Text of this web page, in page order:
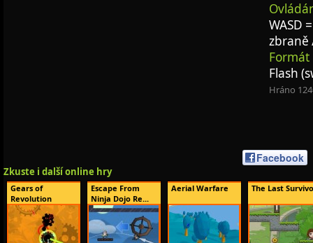
WASD
zbraně
Flash
Hráno
Facebook
Zkuste i další online hry
Gears of
Revolution
Escape From
Ninja Dojo Re...
Aerial Warfare The Last